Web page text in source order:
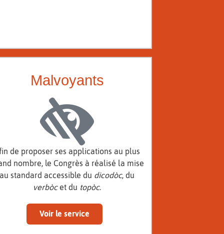
Malvoyants
de proposer ses applications au plus
nombre, le Congrès à réalisé la mise
au standard accessible du dicodòc, du
verbòcet du topòc.
Voir le service